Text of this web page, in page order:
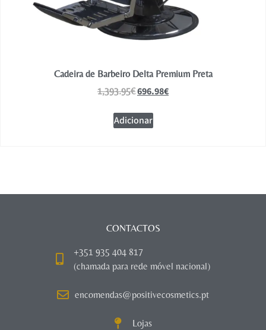
Cadeira de Barbeiro Delta Premium Preta
1,393.95€696.98€
Adicionar
CONTACTOS
+351 935 404 817
(chamada para rede móvel nacional)
encomendas@positivecosmetics.pt
Lojas